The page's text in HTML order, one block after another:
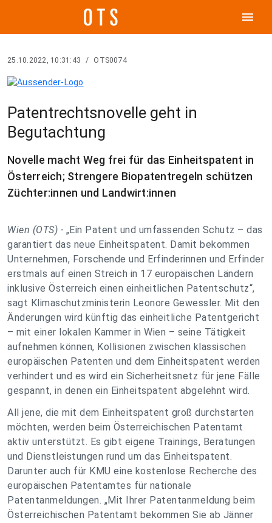
menu
25.10.2022, 10:31:43 / OTS0074
Patentrechtsnovelle geht in
Begutachtung
Novelle macht Weg frei für das Einheitspatent in
Österreich; Strengere Biopatentregeln schützen
Züchter:innen und Landwirt:innen
Wien (OTS) - „Ein Patent und umfassenden Schutz – das
garantiert das neue Einheitspatent. Damit bekommen
Unternehmen, Forschende und Erfinderinnen und Erfinder
erstmals auf einen Streich in 17 europäischen Ländern
inklusive Österreich einen einheitlichen Patentschutz“,
sagt Klimaschutzministerin Leonore Gewessler. Mit den
Änderungen wird künftig das einheitliche Patentgericht
– mit einer lokalen Kammer in Wien – seine Tätigkeit
aufnehmen können, Kollisionen zwischen klassischen
europäischen Patenten und dem Einheitspatent werden
verhindert und es wird ein Sicherheitsnetz für jene Fälle
gespannt, in denen ein Einheitspatent abgelehnt wird.
All jene, die mit dem Einheitspatent groß durchstarten
möchten, werden beim Österreichischen Patentamt
aktiv unterstützt. Es gibt eigene Trainings, Beratungen
und Dienstleistungen rund um das Einheitspatent.
Darunter auch für KMU eine kostenlose Recherche des
europäischen Patentamtes für nationale
Patentanmeldungen. „Mit Ihrer Patentanmeldung beim
Österreichischen Patentamt bekommen Sie ab Jänner